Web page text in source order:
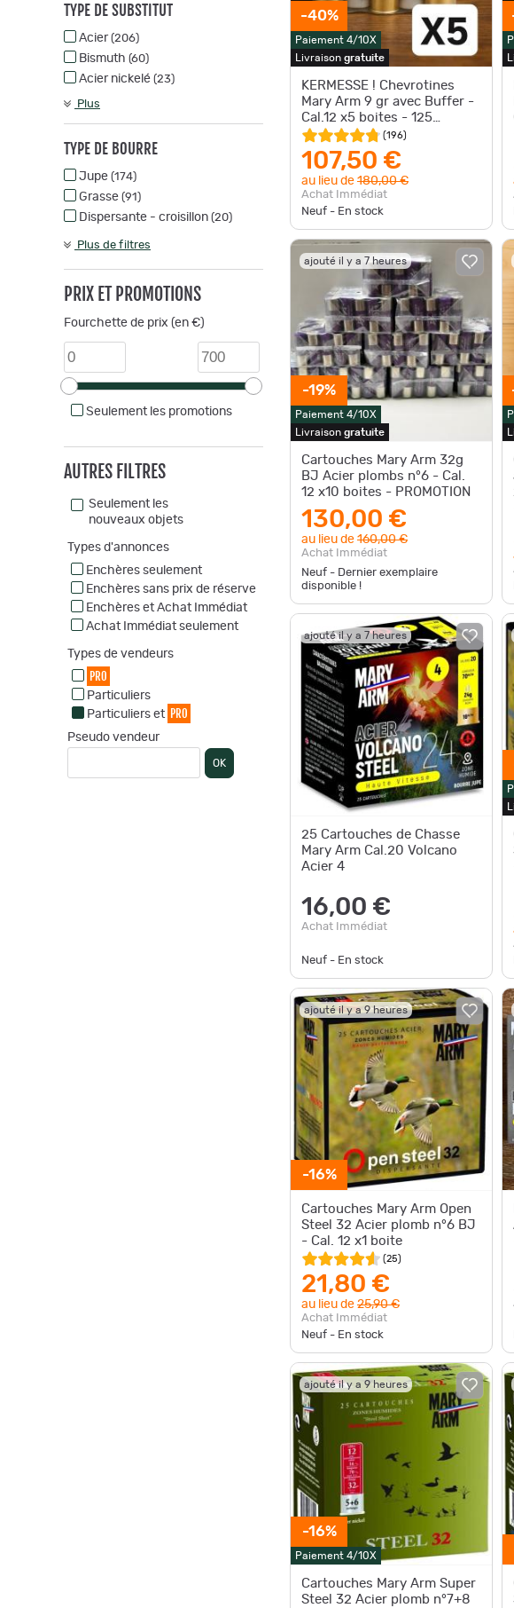
TYPE DE SUBSTITUT
Acier(206)
Bismuth (60)
Acier nickelé (23)
Plus
TYPE DE BOURRE
Jupe (174)
Grasse (91)
Dispersante - croisillon (20)
Plus de filtres
PRIX ET PROMOTIONS
Fourchette de prix (en €)
Seulement les promotions
AUTRES FILTRES
Seulement les
nouveaux objets
Types d'annonces
Enchères seulement
Enchères sans prix de réserve
Enchères et Achat Immédiat
Achat Immédiat seulement
Types de vendeurs
PRO
Particuliers
Particuliers et PRO
Pseudo vendeur
OK
-40%
Paiement 4/10X
Livraison gratuite
KERMESSE ! Chevrotines
Mary Arm 9 gr avec Buffer -
Cal.12 x5 boites - 125
cartouches
(196)
107,50 €
au lieu de 180,00 €
Achat Immédiat
Neuf - En stock
ajouté il y a 7 heures
-19%
Paiement 4/10X
Livraison gratuite
Cartouches Mary Arm 32g
BJ Acier plombs n°6 - Cal.
12 x10 boites - PROMOTION
130,00 €
au lieu de 160,00 €
Achat Immédiat
Neuf - Dernier exemplaire
disponible !
ajouté il y a 7 heures
25 Cartouches de Chasse
Mary Arm Cal.20 Volcano
Acier 4
16,00 €
Achat Immédiat
Neuf - En stock
ajouté il y a 9 heures
-16%
Cartouches Mary Arm Open
Steel 32 Acier plomb n°6 BJ
- Cal. 12 x1 boite
(25)
21,80 €
au lieu de 25,90 €
Achat Immédiat
Neuf - En stock
ajouté il y a 9 heures
-16%
Paiement 4/10X
Cartouches Mary Arm Super
Steel 32 Acier plomb n°7+8